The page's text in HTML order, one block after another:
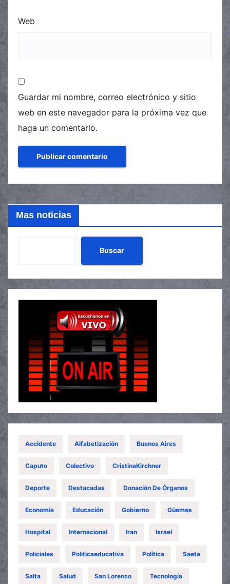
Web
Guardar mi nombre, correo electrónico y sitio
web en este navegador para la próxima vez que
haga un comentario.
Mas noticias
Buscar
Accidente Alfabetización Buenos Aires
Caputo Colectivo CristinaKirchner
Deporte Destacadas Donación De Órganos
Economía Educación Gobierno Güemes
Hospital Internacional Iran Israel
Policiales Politicaeducativa Política Saeta
Salta Salud San Lorenzo Tecnología